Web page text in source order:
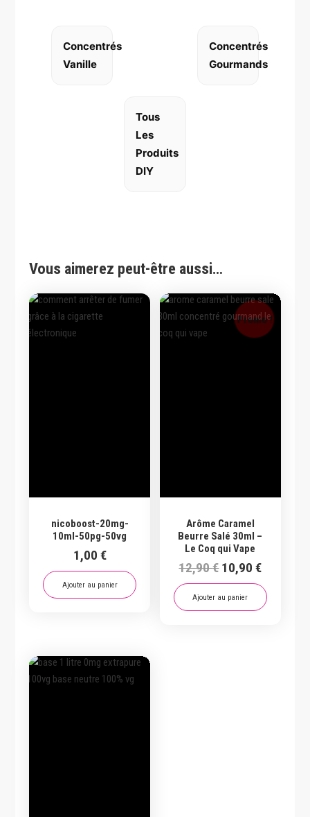
Concentrés
Vanille
Concentrés
Gourmands
Tous
Les
Produits
DIY
Vous aimerez peut-être aussi…
nicoboost-20mg-
10ml-50pg-50vg
1,00 €
Ajouter au panier
Promo !
Arôme Caramel
Beurre Salé 30ml –
Le Coq qui Vape
12,90€Le
prix
initial
était :
10,90€Le
prix
actuel
Ajouter au panier